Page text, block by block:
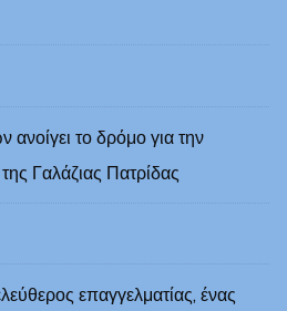
το δρόμο για την
Γαλάζιας Πατρίδας
επαγγελματίας, ένας